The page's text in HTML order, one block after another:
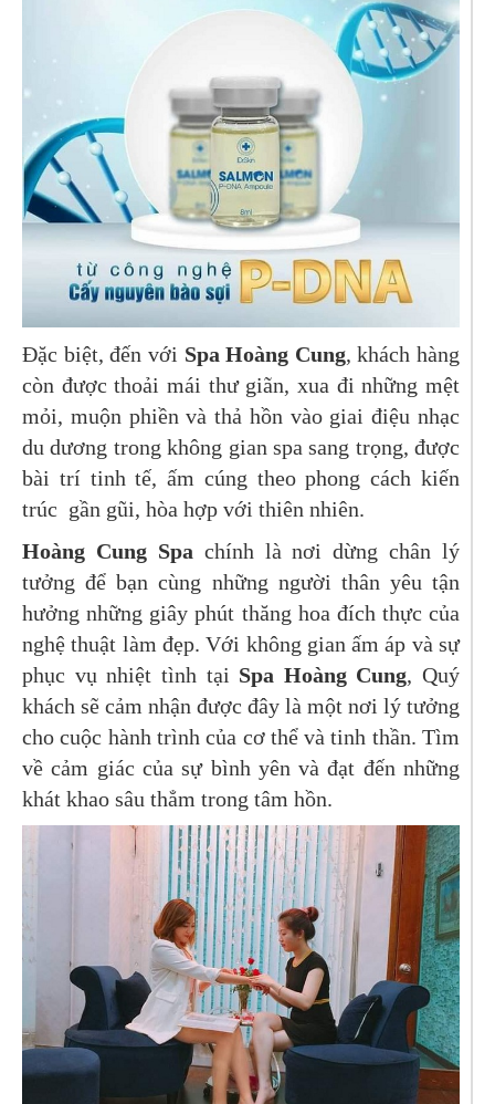
Đặc biệt, đến với Spa Hoàng Cung, khách hàng
còn được thoải mái thư giãn, xua đi những mệt
mỏi, muộn phiền và thả hồn vào giai điệu nhạc
du dương trong không gian spa sang trọng, được
bài trí tinh tế, ấm cúng theo phong cách kiến
trúc gần gũi, hòa hợp với thiên nhiên.
Hoàng Cung Spa chính là nơi dừng chân lý
tưởng để bạn cùng những người thân yêu tận
hưởng những giây phút thăng hoa đích thực của
nghệ thuật làm đẹp. Với không gian ấm áp và sự
phục vụ nhiệt tình tại Spa Hoàng Cung, Quý
khách sẽ cảm nhận được đây là một nơi lý tưởng
cho cuộc hành trình của cơ thể và tinh thần. Tìm
về cảm giác của sự bình yên và đạt đến những
khát khao sâu thẳm trong tâm hồn.